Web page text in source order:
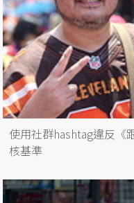
使用社群hashtag違反《
核基準